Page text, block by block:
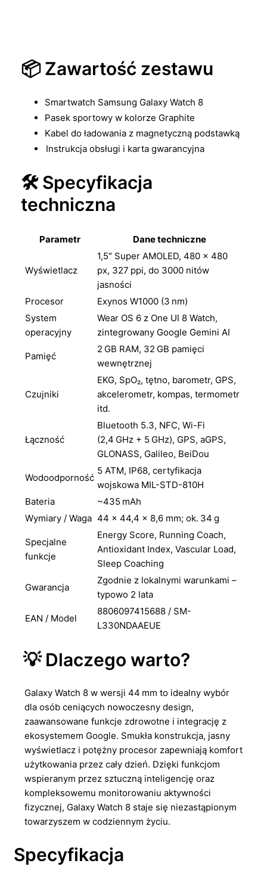
📦 Zawartość zestawu
Smartwatch Samsung Galaxy Watch 8
Pasek sportowy w kolorze Graphite
Kabel do ładowania z magnetyczną podstawką
Instrukcja obsługi i karta gwarancyjna
🛠️ Specyfikacja
techniczna
Parametr Dane techniczne
Wyświetlacz
1,5″ Super AMOLED, 480 × 480
px, 327 ppi, do 3000 nitów
jasności
Procesor
Exynos W1000 (3 nm)
System
operacyjny
Wear OS 6 z One UI 8 Watch,
zintegrowany Google Gemini AI
Pamięć
2 GB RAM, 32 GB pamięci
wewnętrznej
Czujniki
EKG, SpO₂, tętno, barometr, GPS,
akcelerometr, kompas, termometr
itd.
Łączność
Bluetooth 5.3, NFC, Wi-Fi
(2,4 GHz + 5 GHz), GPS, aGPS,
GLONASS, Galileo, BeiDou
Wodoodporność
5 ATM, IP68, certyfikacja
wojskowa MIL-STD-810H
Bateria
~435 mAh
Wymiary / Waga 44 × 44,4 × 8,6 mm; ok. 34 g
Specjalne
funkcje
Energy Score, Running Coach,
Antioxidant Index, Vascular Load,
Sleep Coaching
Gwarancja
Zgodnie z lokalnymi warunkami –
typowo 2 lata
EAN / Model
8806097415688 / SM-
L330NDAAEUE
💡 Dlaczego warto?
Galaxy Watch 8 w wersji 44 mm to idealny wybór
dla osób ceniących nowoczesny design,
zaawansowane funkcje zdrowotne i integrację z
ekosystemem Google. Smukła konstrukcja, jasny
wyświetlacz i potężny procesor zapewniają komfort
użytkowania przez cały dzień. Dzięki funkcjom
wspieranym przez sztuczną inteligencję oraz
kompleksowemu monitorowaniu aktywności
fizycznej, Galaxy Watch 8 staje się niezastąpionym
towarzyszem w codziennym życiu.
Specyfikacja